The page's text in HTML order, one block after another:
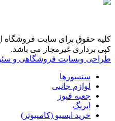
کلیه حقوق برای سایت فروشگاه
کپی برداری غیرمجاز می باشد.
طراحی وبسایت فروشگاهی و سئو
سنسورها
لوازم جانبی
جعبه فیوز
ایربگ
خرید ایسیو (کامپیوتر)